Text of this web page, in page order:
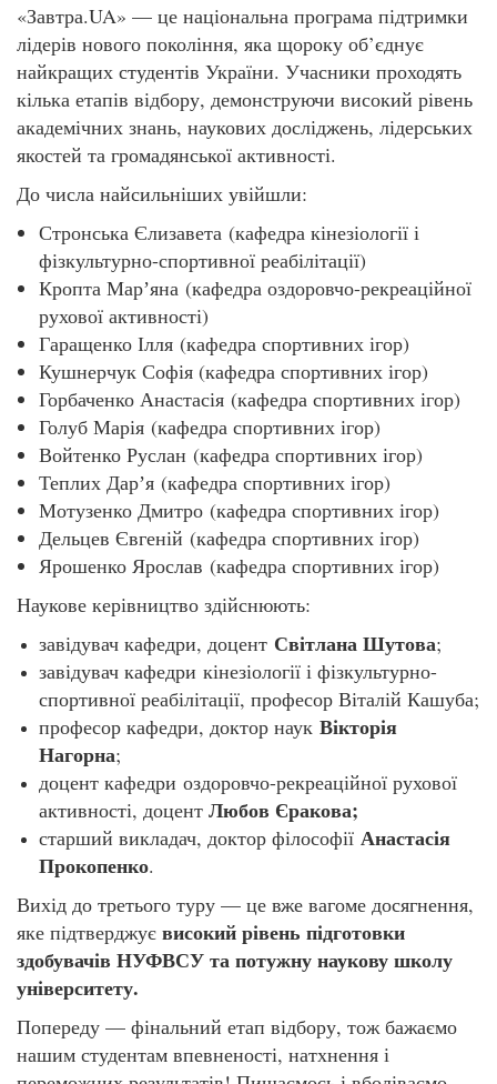
«Завтра.UA» — це національна програма підтримки
лідерів нового покоління, яка щороку об’єднує
найкращих студентів України. Учасники проходять
кілька етапів відбору, демонструючи високий рівень
академічних знань, наукових досліджень, лідерських
якостей та громадянської активності.
До числа найсильніших увійшли:
Стронська Єлизавета (кафедра кінезіології і
фізкультурно-спортивної реабілітації)
Кропта Марʼяна (кафедра оздоровчо-рекреаційної
рухової активності)
Гаращенко Ілля (кафедра спортивних ігор)
Кушнерчук Софія (кафедра спортивних ігор)
Горбаченко Анастасія (кафедра спортивних ігор)
Голуб Марія (кафедра спортивних ігор)
Войтенко Руслан (кафедра спортивних ігор)
Теплих Дарʼя (кафедра спортивних ігор)
Мотузенко Дмитро (кафедра спортивних ігор)
Дельцев Євгеній (кафедра спортивних ігор)
Ярошенко Ярослав (кафедра спортивних ігор)
Наукове керівництво здійснюють:
завідувач кафедри, доцент Світлана Шутова;
завідувач кафедри кінезіології і фізкультурно-
спортивної реабілітації, професор Віталій Кашуба;
професор кафедри, доктор наук Вікторія
Нагорна;
доцент кафедри оздоровчо-рекреаційної рухової
активності, доцент Любов Єракова;
старший викладач, доктор філософії Анастасія
Прокопенко.
Вихід до третього туру — це вже вагоме досягнення,
яке підтверджує високий рівень підготовки
здобувачів НУФВСУ та потужну наукову школу
університету.
Попереду — фінальний етап відбору, тож бажаємо
нашим студентам впевненості, натхнення і